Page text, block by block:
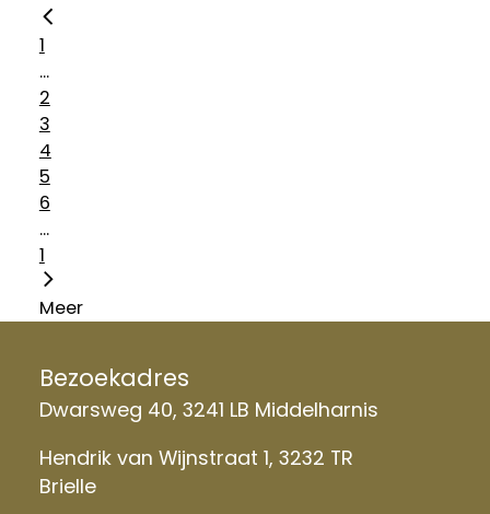
1
...
2
3
4
5
6
...
1
Meer
Bezoekadres
Dwarsweg 40, 3241 LB Middelharnis
Hendrik van Wijnstraat 1, 3232 TR
Brielle